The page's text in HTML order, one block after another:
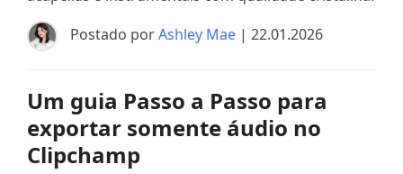
Postado porAshley Mae | 22.01.2026
Um guia Passo a Passo para
exportar somente áudio no
Clipchamp